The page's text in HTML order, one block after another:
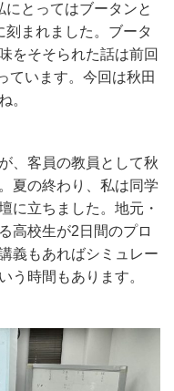
とってはブータンと
まれました。ブータ
をそそられた話は前回
ています。今回は秋田
。
、客員の教員として秋
夏の終わり、私は同学
に立ちました。地元・
高校生が2日間のプロ
義もあればシミュレー
う時間もあります。